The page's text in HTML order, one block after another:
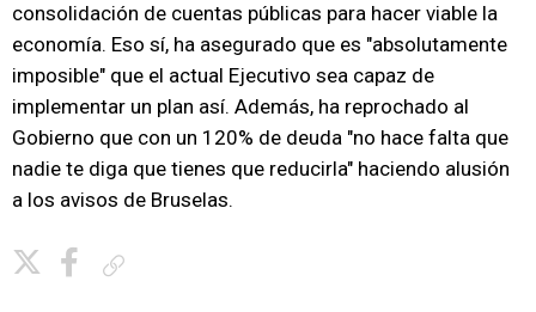
consolidación de cuentas públicas para hacer viable la
economía. Eso sí, ha asegurado que es "absolutamente
imposible" que el actual Ejecutivo sea capaz de
implementar un plan así. Además, ha reprochado al
Gobierno que con un 120% de deuda "no hace falta que
nadie te diga que tienes que reducirla" haciendo alusión
a los avisos de Bruselas.